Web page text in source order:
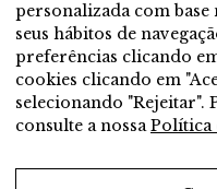
Novo
Contato
Servicio Pos- Venda
Distribuidor mais
Servicio Pos- Venda
Quer ser distribuidor?
personalizada com
seus hábitos de
preferências clicando
cookies clicando em
selecionando "Rejeitar".
consulte a nossaPolítica